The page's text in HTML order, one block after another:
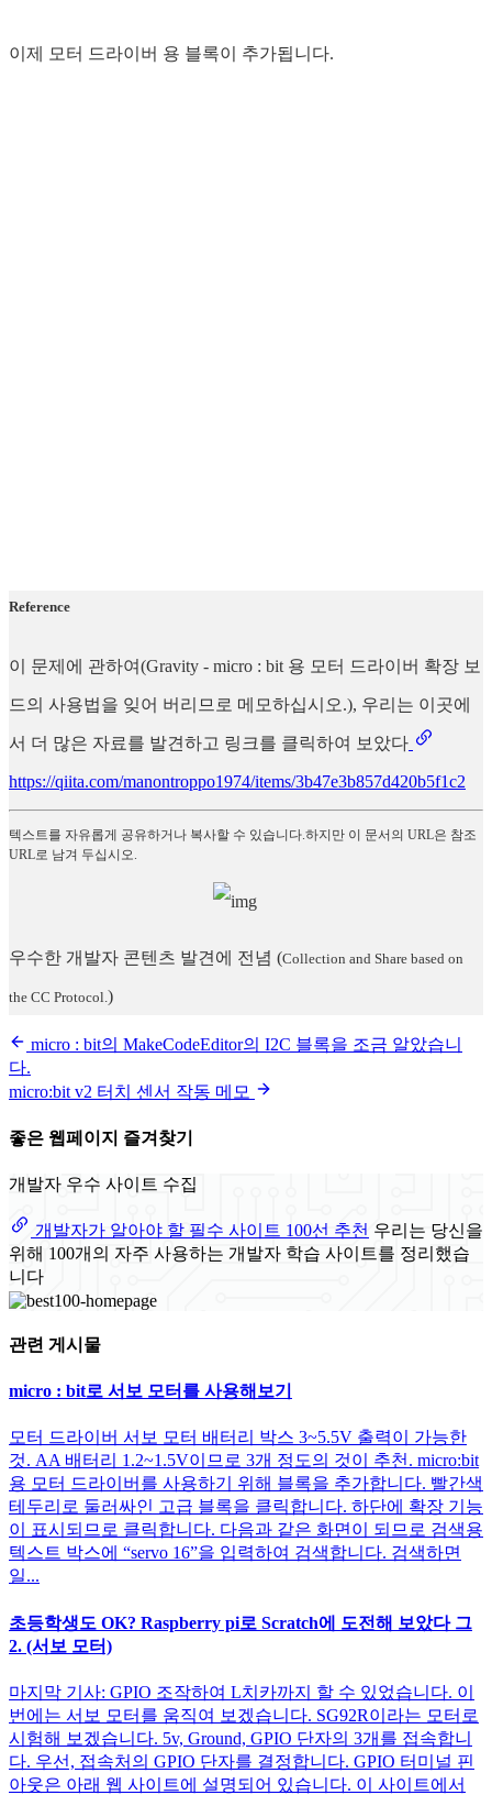
이제 모터 드라이버 용 블록이 추가됩니다.
Reference
이 문제에 관하여(Gravity - micro : bit 용 모터 드라이버 확장 보
드의 사용법을 잊어 버리므로 메모하십시오.), 우리는 이곳에
서 더 많은 자료를 발견하고 링크를 클릭하여 보았다
https://qiita.com/manontroppo1974/items/3b47e3b857d420b5f1c2
텍스트를 자유롭게 공유하거나 복사할 수 있습니다.하지만 이 문서의 URL은 참조
URL로 남겨 두십시오.
우수한 개발자 콘텐츠 발견에 전념 (Collection and Share based on
the CC Protocol. )
micro : bit의 MakeCodeEditor의 I2C 블록을 조금 알았습니
다.
micro:bit v2 터치 센서 작동 메모
좋은 웹페이지 즐겨찾기
개발자 우수 사이트 수집
개발자가 알아야 할 필수 사이트 100선 추천 우리는 당신을
위해 100개의 자주 사용하는 개발자 학습 사이트를 정리했습
니다
관련 게시물
micro : bit로 서보 모터를 사용해보기
모터 드라이버 서보 모터 배터리 박스 3~5.5V 출력이 가능한
것. AA 배터리 1.2~1.5V이므로 3개 정도의 것이 추천. micro:bit
용 모터 드라이버를 사용하기 위해 블록을 추가합니다. 빨간색
테두리로 둘러싸인 고급 블록을 클릭합니다. 하단에 확장 기능
이 표시되므로 클릭합니다. 다음과 같은 화면이 되므로 검색용
텍스트 박스에 “servo 16”을 입력하여 검색합니다. 검색하면
일...
초등학생도 OK? Raspberry pi로 Scratch에 도전해 보았다 그
2. (서보 모터)
마지막 기사: GPIO 조작하여 L치카까지 할 수 있었습니다. 이
번에는 서보 모터를 움직여 보겠습니다. SG92R이라는 모터로
시험해 보겠습니다. 5v, Ground, GPIO 단자의 3개를 접속합니
다. 우선, 접속처의 GPIO 단자를 결정합니다. GPIO 터미널 핀
아웃은 아래 웹 사이트에 설명되어 있습니다. 이 사이트에서